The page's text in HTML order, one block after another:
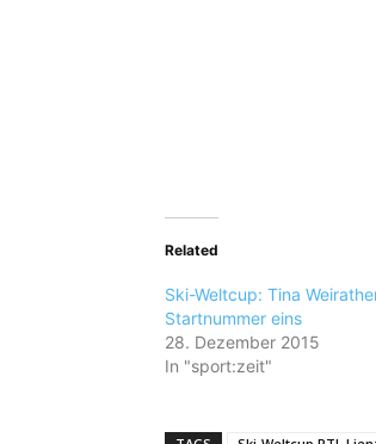
Related
Ski-Weltcup: Tina
Startnummer eins
28. Dezember 2015
In "sport:zeit"